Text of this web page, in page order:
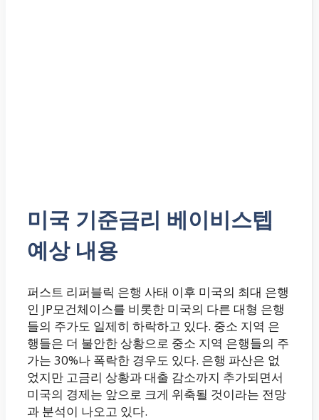
미국 기준금리 베이비스텝
예상 내용
퍼스트 리퍼블릭 은행 사태 이후 미국의 최대 은행
인 JP모건체이스를 비롯한 미국의 다른 대형 은행
들의 주가도 일제히 하락하고 있다. 중소 지역 은
행들은 더 불안한 상황으로 중소 지역 은행들의 주
가는 30%나 폭락한 경우도 있다. 은행 파산은 없
었지만 고금리 상황과 대출 감소까지 추가되면서
미국의 경제는 앞으로 크게 위축될 것이라는 전망
과 분석이 나오고 있다.